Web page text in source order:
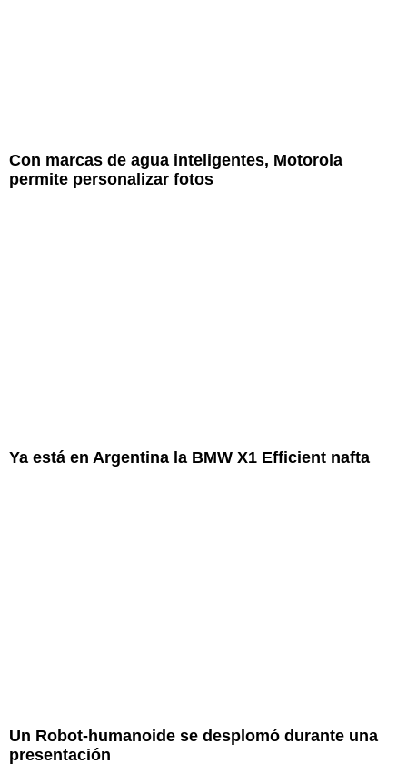
Con marcas de agua inteligentes, Motorola
permite personalizar fotos
Ya está en Argentina la BMW X1 Efficient nafta
Un Robot-humanoide se desplomó durante una
presentación